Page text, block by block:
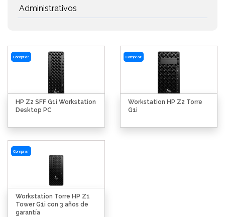
Administrativos
Comprar
HP Z2 SFF G1i Workstation
Desktop PC
Comprar
Workstation HP Z2 Torre
G1i
Comprar
Workstation Torre HP Z1
Tower G1i con 3 años de
garantía